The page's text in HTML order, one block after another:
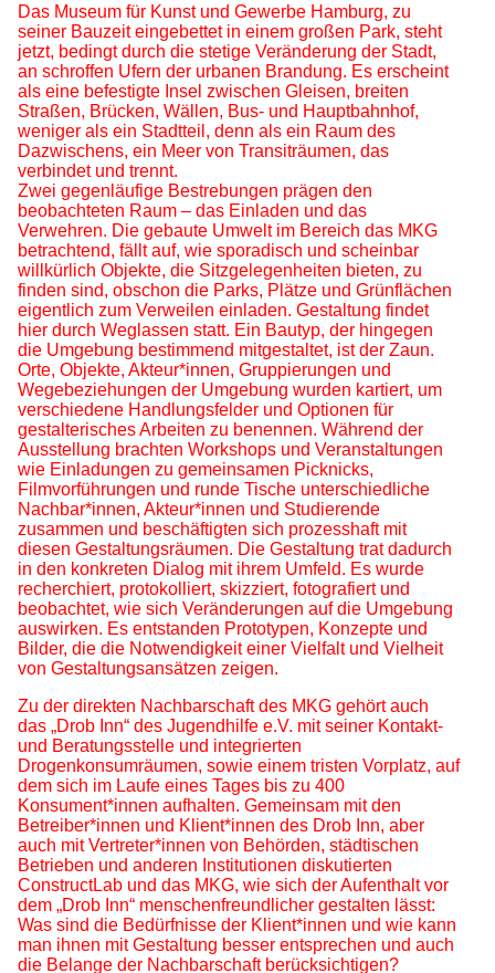
Das Museum für Kunst und Gewerbe Hamburg, zu
seiner Bauzeit eingebettet in einem großen Park, steht
jetzt, bedingt durch die stetige Veränderung der Stadt,
an schroffen Ufern der urbanen Brandung. Es erscheint
als eine befestigte Insel zwischen Gleisen, breiten
Straßen, Brücken, Wällen, Bus- und Hauptbahnhof,
weniger als ein Stadtteil, denn als ein Raum des
Dazwischens, ein Meer von Transiträumen, das
verbindet und trennt.
Zwei gegenläufige Bestrebungen prägen den
beobachteten Raum – das Einladen und das
Verwehren. Die gebaute Umwelt im Bereich das MKG
betrachtend, fällt auf, wie sporadisch und scheinbar
willkürlich Objekte, die Sitzgelegenheiten bieten, zu
finden sind, obschon die Parks, Plätze und Grünflächen
eigentlich zum Verweilen einladen. Gestaltung findet
hier durch Weglassen statt. Ein Bautyp, der hingegen
die Umgebung bestimmend mitgestaltet, ist der Zaun.
Orte, Objekte, Akteur*innen, Gruppierungen und
Wegebeziehungen der Umgebung wurden kartiert, um
verschiedene Handlungsfelder und Optionen für
gestalterisches Arbeiten zu benennen. Während der
Ausstellung brachten Workshops und Veranstaltungen
wie Einladungen zu gemeinsamen Picknicks,
Filmvorführungen und runde Tische unterschiedliche
Nachbar*innen, Akteur*innen und Studierende
zusammen und beschäftigten sich prozesshaft mit
diesen Gestaltungsräumen. Die Gestaltung trat dadurch
in den konkreten Dialog mit ihrem Umfeld. Es wurde
recherchiert, protokolliert, skizziert, fotografiert und
beobachtet, wie sich Veränderungen auf die Umgebung
auswirken. Es entstanden Prototypen, Konzepte und
Bilder, die die Notwendigkeit einer Vielfalt und Vielheit
von Gestaltungsansätzen zeigen.
Zu der direkten Nachbarschaft des MKG gehört auch
das „Drob Inn“ des Jugendhilfe e.V. mit seiner Kontakt-
und Beratungsstelle und integrierten
Drogenkonsumräumen, sowie einem tristen Vorplatz, auf
dem sich im Laufe eines Tages bis zu 400
Konsument*innen aufhalten. Gemeinsam mit den
Betreiber*innen und Klient*innen des Drob Inn, aber
auch mit Vertreter*innen von Behörden, städtischen
Betrieben und anderen Institutionen diskutierten
ConstructLab und das MKG, wie sich der Aufenthalt vor
dem „Drob Inn“ menschenfreundlicher gestalten lässt:
Was sind die Bedürfnisse der Klient*innen und wie kann
man ihnen mit Gestaltung besser entsprechen und auch
die Belange der Nachbarschaft berücksichtigen?